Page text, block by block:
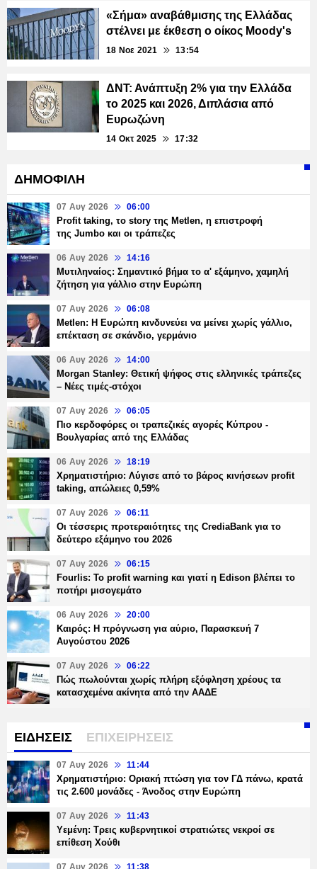
«Σήμα» αναβάθμισης της Ελλάδας
στέλνει με έκθεση ο οίκος Moody's
18 Νοε 2021 13:54
ΔΝΤ: Ανάπτυξη 2% για την Ελλάδα
το 2025 και 2026, Διπλάσια από
Ευρωζώνη
14 Οκτ 2025 17:32
ΔΗΜΟΦΙΛΗ
07 Αυγ 2026 06:00
Profit taking, το story της Metlen, η επιστροφή
της Jumbo και οι τράπεζες
06 Αυγ 2026 14:16
Μυτιληναίος: Σημαντικό βήμα το α' εξάμηνο, χαμηλή
ζήτηση για γάλλιο στην Ευρώπη
07 Αυγ 2026 06:08
Metlen: Η Ευρώπη κινδυνεύει να μείνει χωρίς γάλλιο,
επέκταση σε σκάνδιο, γερμάνιο
06 Αυγ 2026 14:00
Morgan Stanley: Θετική ψήφος στις ελληνικές τράπεζες
– Νέες τιμές-στόχοι
07 Αυγ 2026 06:05
Πιο κερδοφόρες οι τραπεζικές αγορές Κύπρου -
Βουλγαρίας από της Ελλάδας
06 Αυγ 2026 18:19
Χρηματιστήριο: Λύγισε από το βάρος κινήσεων profit
taking, απώλειες 0,59%
07 Αυγ 2026 06:11
Οι τέσσερις προτεραιότητες της CrediaBank για το
δεύτερο εξάμηνο του 2026
07 Αυγ 2026 06:15
Fourlis: Το profit warning και γιατί η Edison βλέπει το
ποτήρι μισογεμάτο
06 Αυγ 2026 20:00
Καιρός: Η πρόγνωση για αύριο, Παρασκευή 7
Αυγούστου 2026
07 Αυγ 2026 06:22
Πώς πωλούνται χωρίς πλήρη εξόφληση χρέους τα
κατασχεμένα ακίνητα από την ΑΑΔΕ
ΕΙΔΗΣΕΙΣ ΕΠΙΧΕΙΡΗΣΕΙΣ
07 Αυγ 2026 11:44
Χρηματιστήριο: Οριακή πτώση για τον ΓΔ πάνω, κρατά
τις 2.600 μονάδες - Άνοδος στην Ευρώπη
07 Αυγ 2026 11:43
Υεμένη: Τρεις κυβερνητικοί στρατιώτες νεκροί σε
επίθεση Χούθι
07 Αυγ 2026 11:38